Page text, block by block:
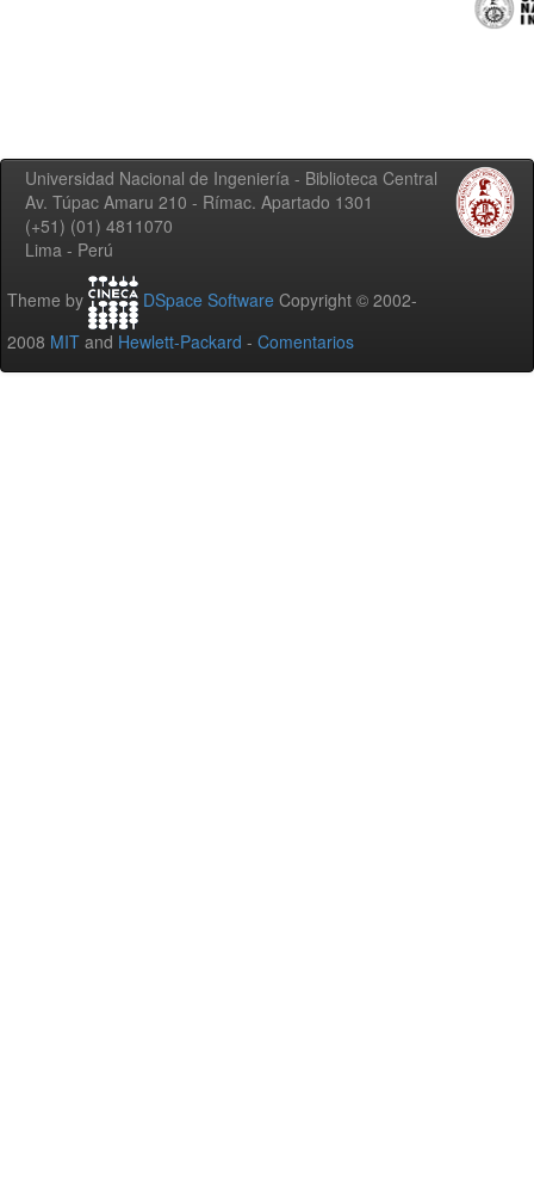
Universidad Nacional de Ingeniería - Biblioteca Central
Av. Túpac Amaru 210 - Rímac. Apartado 1301
(+51) (01) 4811070
Lima - Perú
Theme by DSpace Software Copyright © 2002-
2008 MIT and Hewlett-Packard - Comentarios